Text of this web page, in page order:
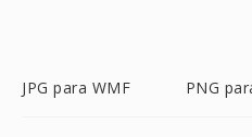
JPG para WMF PNG